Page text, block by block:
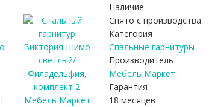
Наличие
Снято с производства
Категория
Спальные гарнитуры
Производитель
Мебель Маркет
Гарантия
18 месяцев